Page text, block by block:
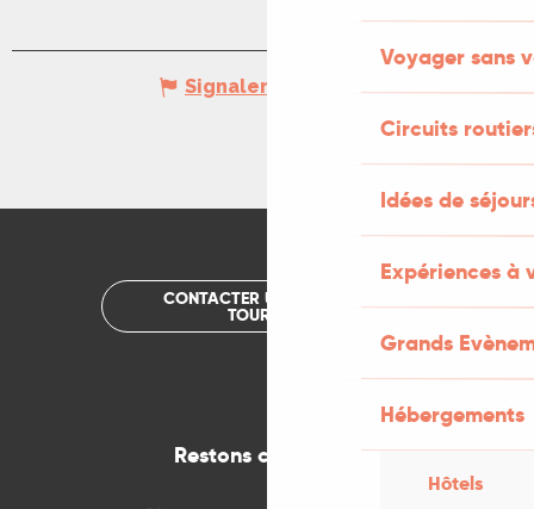
Voyager sans
Circuits
Idées de
Expériences à
Grands
Hébergements
Hôtels
Signaler une erreur
CONTACTER UN OFFICE DE
TOURISME
Restons connectés